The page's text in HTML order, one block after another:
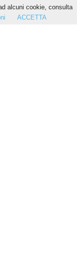
alcuni cookie, consulta
ACCETTA